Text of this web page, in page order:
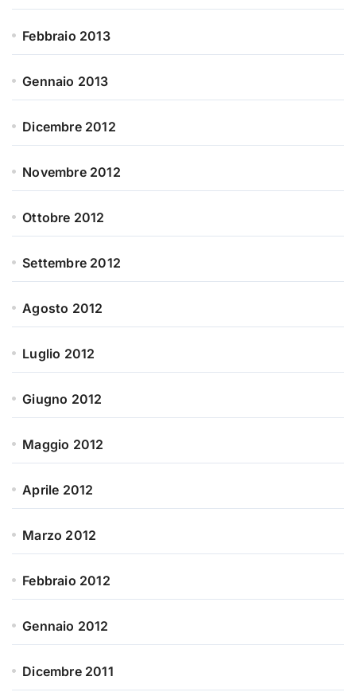
Febbraio 2013
Gennaio 2013
Dicembre 2012
Novembre 2012
Ottobre 2012
Settembre 2012
Agosto 2012
Luglio 2012
Giugno 2012
Maggio 2012
Aprile 2012
Marzo 2012
Febbraio 2012
Gennaio 2012
Dicembre 2011